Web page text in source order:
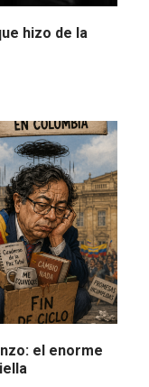
hizo de la
el enorme